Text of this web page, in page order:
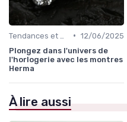
• 12/06/2025
Plongez dans l'univers de
l'horlogerie avec les montres
Herma
À lire aussi